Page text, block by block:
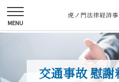
交通事故 慰謝